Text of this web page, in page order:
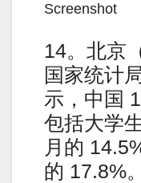
Screenshot
14。北京
国家统计
示，中国
包括大学
月的
的 17.8%。